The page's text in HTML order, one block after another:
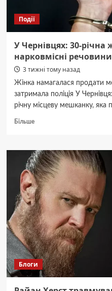
Події
У Чернівцях: 30-річна
нарковмісні речовини
3 тижні тому назад
Жінка намагалася продати
затримала поліція У
річну місцеву мешканку, яка
БільшеДокладніше
Чернівцях:
30-
річна
жінка
“закладала”
нарковмісні
речовини
Блоги